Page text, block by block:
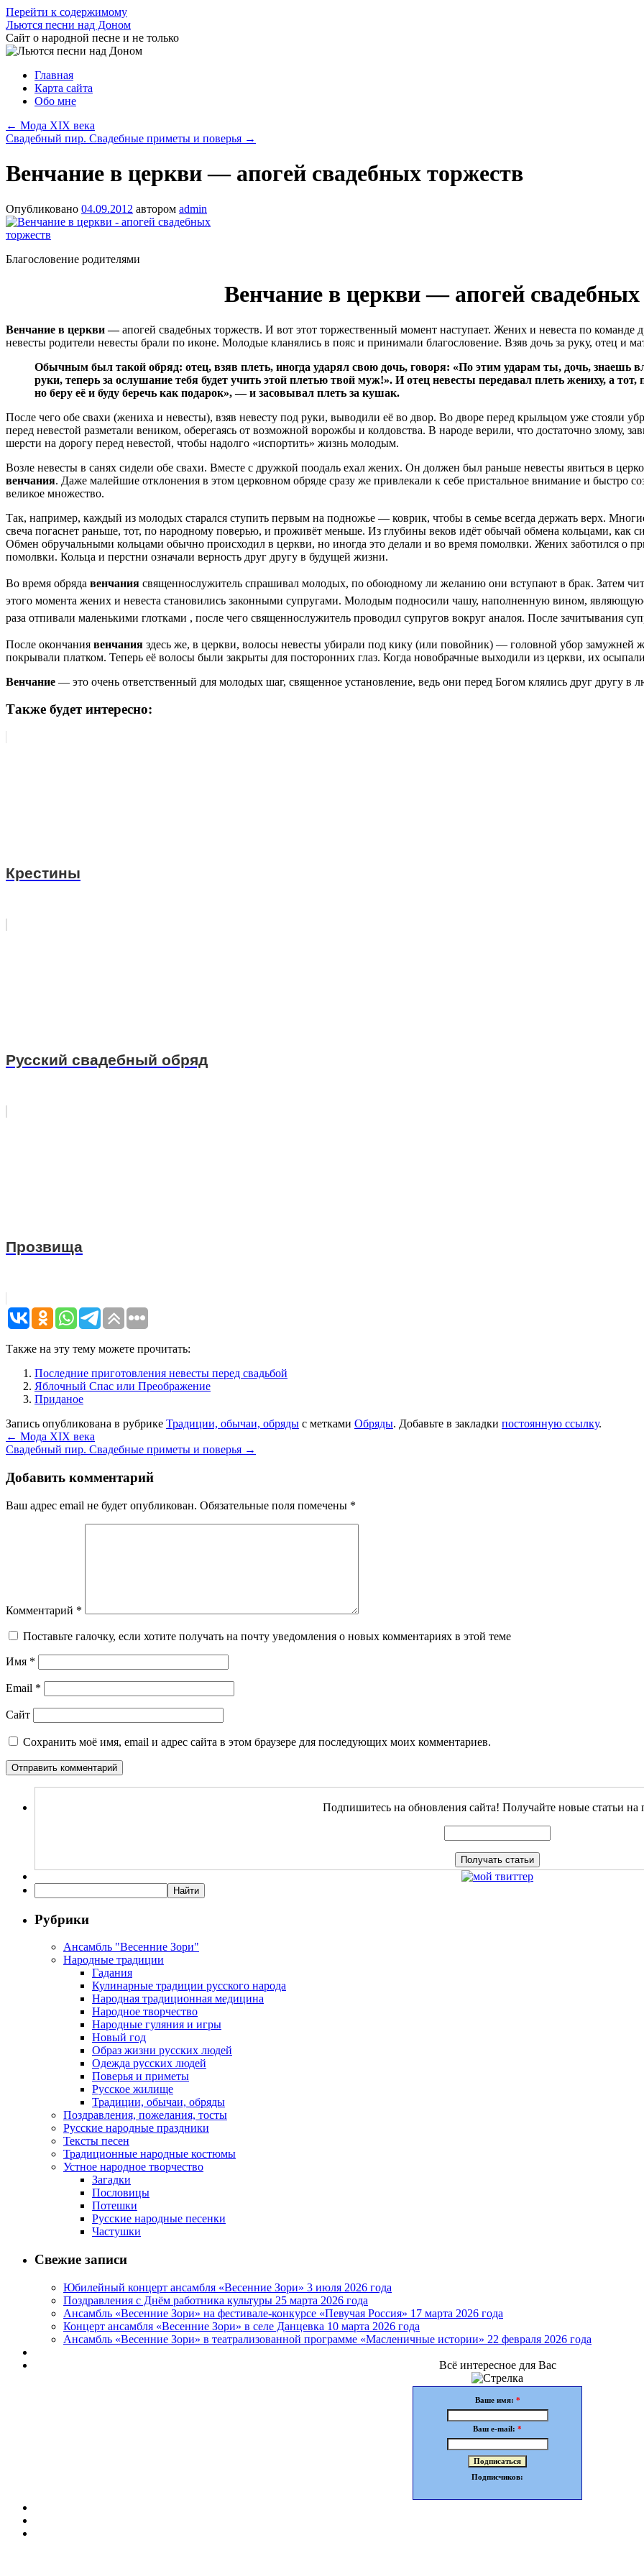
Перейти к содержимому
Льются песни над Доном
Сайт о народной песне и не только
Главная
Карта сайта
Обо мне
← Мода XIX века
Свадебный пир. Свадебные приметы и поверья →
Венчание в церкви — апогей свадебных торжеств
Опубликовано 04.09.2012 автором admin
Благословение родителями
Венчание в церкви — апогей
Венчание в церкви —апогей свадебных торжеств. И вот этот торжественный момент наступает. Жених и невеста по команде
невесты родители невесты брали по иконе. Молодые кланялись в пояс и принимали благословение. Взяв дочь за руку, отец и
Обычным был такой обряд: отец, взяв плеть, иногда ударял свою дочь, говоря: «По этим ударам ты, дочь, знаешь
руки, теперь за ослушание тебя будет учить этой плетью твой муж!». И отец невесты передавал плеть жениху, а
но беру её и буду беречь как подарок», — и засовывал плеть за кушак.
После чего обе свахи (жениха и невесты), взяв невесту под руки, выводили её во двор. Во дворе перед крыльцом уже стояли
перед невестой разметали веником, оберегаясь от возможной ворожбы и колдовства. В народе верили, что достаточно злому,
шерсти на дорогу перед невестой, чтобы надолго «испортить» жизнь молодым.
Возле невесты в санях сидели обе свахи. Вместе с дружкой поодаль ехал жених. Он должен был раньше невесты явиться в
венчания. Даже малейшие отклонения в этом церковном обряде сразу же привлекали к себе пристальное внимание и быстро
великое множество.
Так, например, каждый из молодых старался ступить первым на подножье — коврик, чтобы в семье всегда держать верх.
свеча погаснет раньше, тот, по народному поверью, и проживёт меньше. Из глубины веков идёт обычай обмена кольцами, как
Обмен обручальными кольцами обычно происходил в церкви, но иногда это делали и во время помолвки. Жених заботился о
помолвки. Кольца и перстни означали верность друг другу в будущей жизни.
Во время обряда венчания священнослужитель спрашивал молодых, по обоюдному ли желанию они вступают в брак. Затем
этого момента жених и невеста становились законными супругами. Молодым подносили чашу, наполненную вином,
раза отпивали маленькими глотками , после чего священнослужитель проводил супругов вокруг аналоя. После зачитывания
После окончания венчания здесь же, в церкви, волосы невесты убирали под кику (или повойник) — головной убор замужней
покрывали платком. Теперь её волосы были закрыты для посторонних глаз. Когда новобрачные выходили из церкви, их
Венчание — это очень ответственный для молодых шаг, священное установление, ведь они перед Богом клялись друг другу в
Также будет интересно:
Крестины
Русский свадебный обряд
Прозвища
Также на эту тему можете прочитать:
Последние приготовления невесты перед свадьбой
Яблочный Спас или Преображение
Приданое
Запись опубликована в рубрике Традиции, обычаи, обряды с метками Обряды. Добавьте в закладки постоянную ссылку.
← Мода XIX века
Свадебный пир. Свадебные приметы и поверья →
Добавить комментарий
Ваш адрес email не будет опубликован. Обязательные поля помечены *
Комментарий *
Поставьте галочку, если хотите получать на почту уведомления о новых комментариях в этой теме
Имя *
Email *
Сайт
Сохранить моё имя, email и адрес сайта в этом браузере для последующих моих комментариев.
Подпишитесь на обновления сайта! Получайте новые статьи на
Рубрики
Ансамбль "Весенние Зори"
Народные традиции
Гадания
Кулинарные традиции русского народа
Народная традиционная медицина
Народное творчество
Народные гуляния и игры
Новый год
Образ жизни русских людей
Одежда русских людей
Поверья и приметы
Русское жилище
Традиции, обычаи, обряды
Поздравления, пожелания, тосты
Русские народные праздники
Тексты песен
Традиционные народные костюмы
Устное народное творчество
Загадки
Пословицы
Потешки
Русские народные песенки
Частушки
Свежие записи
Юбилейный концерт ансамбля «Весенние Зори» 3 июля 2026 года
Поздравления с Днём работника культуры 25 марта 2026 года
Ансамбль «Весенние Зори» на фестивале-конкурсе «Певучая Россия» 17 марта 2026 года
Концерт ансамбля «Весенние Зори» в селе Данцевка 10 марта 2026 года
Ансамбль «Весенние Зори» в театрализованной программе «Масленичные истории» 22 февраля 2026 года
Всё интересное для Вас
Ваше имя: *
Ваш e-mail: *
Подписчиков: